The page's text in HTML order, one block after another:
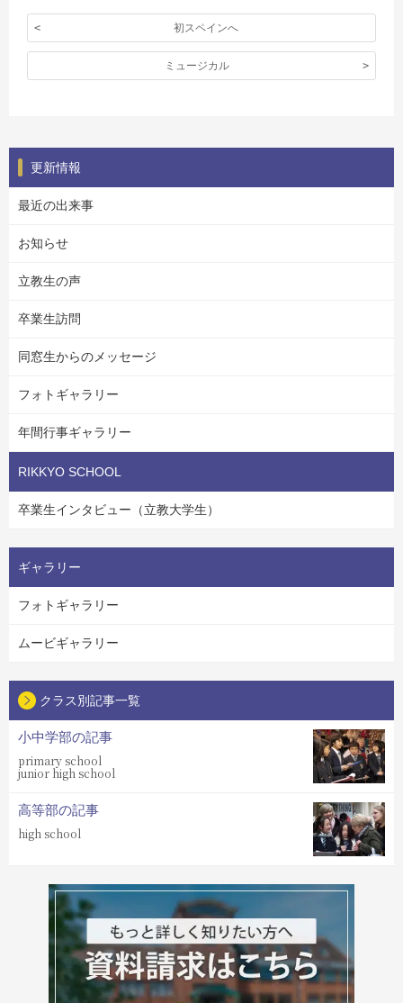
初スペインへ
ミュージカル
更新情報
最近の出来事
お知らせ
立教生の声
卒業生訪問
同窓生からのメッセージ
フォトギャラリー
年間行事ギャラリー
RIKKYO SCHOOL
卒業生インタビュー（立教大学生）
ギャラリー
フォトギャラリー
ムービギャラリー
クラス別記事一覧
小中学部の記事
primary school
junior high school
高等部の記事
high school